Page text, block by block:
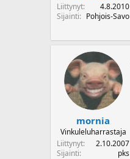
Liittynyt
4.8.2010
Sijainti
Pohjois-Savo
mornia
Vinkuleluharrastaja
Liittynyt
2.10.2007
Sijainti
pks